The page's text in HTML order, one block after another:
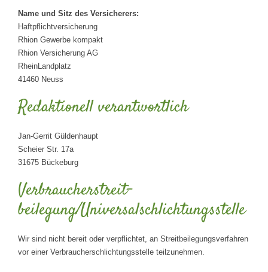
Name und Sitz des Versicherers:
Haftpflichtversicherung
Rhion Gewerbe kompakt
Rhion Versicherung AG
RheinLandplatz
41460 Neuss
Redaktionell verantwortlich
Jan-Gerrit Güldenhaupt
Scheier Str. 17a
31675 Bückeburg
Verbraucher­streit­
beilegung/Universal­schlichtungs­stelle
Wir sind nicht bereit oder verpflichtet, an Streitbeilegungsverfahren
vor einer Verbraucherschlichtungsstelle teilzunehmen.